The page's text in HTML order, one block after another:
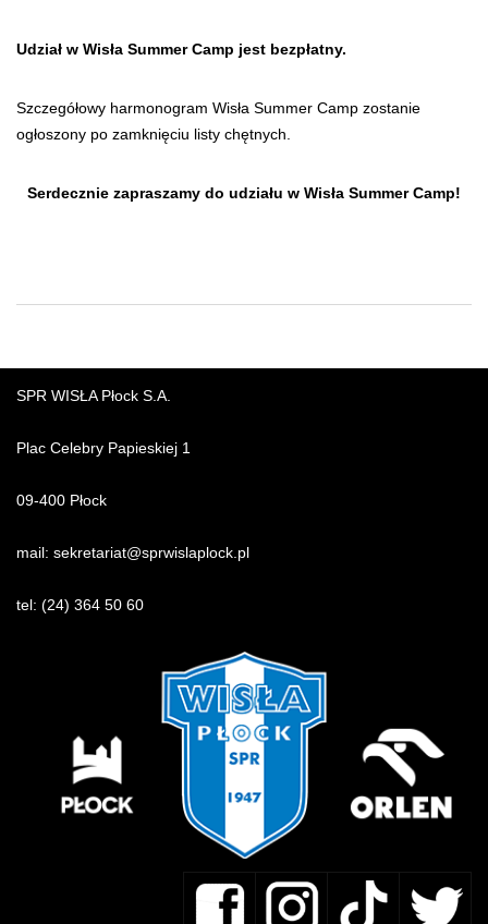
Udział w Wisła Summer Camp jest bezpłatny.
Szczegółowy harmonogram Wisła Summer Camp zostanie
ogłoszony po zamknięciu listy chętnych.
Serdecznie zapraszamy do udziału w Wisła Summer Camp!
SPR WISŁA Płock S.A.
Plac Celebry Papieskiej 1
09-400 Płock
mail: sekretariat@sprwislaplock.pl
tel: (24) 364 50 60